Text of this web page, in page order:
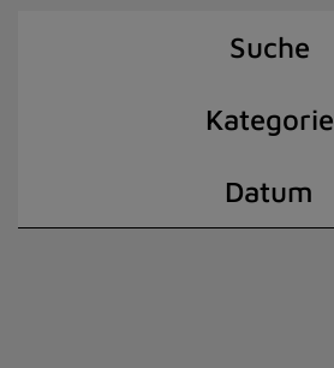
Suche
Kategorie
Datum